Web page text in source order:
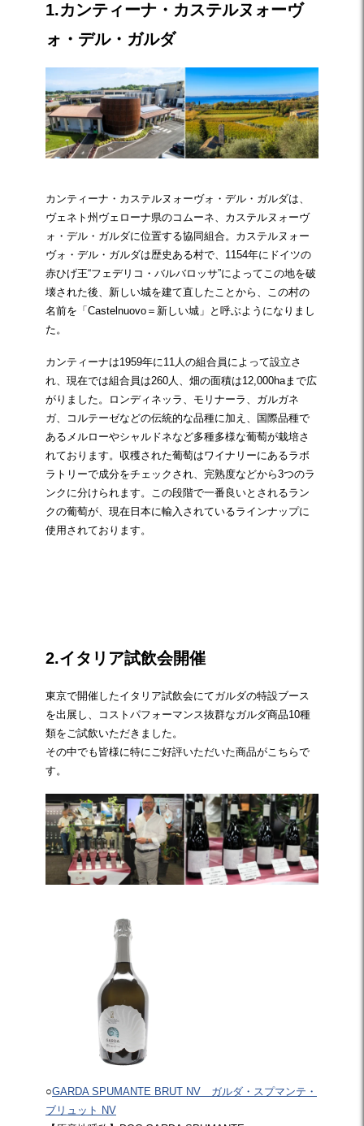
1.カンティーナ・カステルヌォーヴ
ォ・デル・ガルダ
カンティーナ・カステルヌォーヴォ・デル・ガルダは、
ヴェネト州ヴェローナ県のコムーネ、カステルヌォーヴ
ォ・デル・ガルダに位置する協同組合。カステルヌォー
ヴォ・デル・ガルダは歴史ある村で、1154年にドイツの
赤ひげ王“フェデリコ・バルバロッサ”によってこの地を破
壊された後、新しい城を建て直したことから、この村の
名前を「Castelnuovo＝新しい城」と呼ぶようになりまし
た。
カンティーナは1959年に11人の組合員によって設立さ
れ、現在では組合員は260人、畑の面積は12,000haまで広
がりました。ロンディネッラ、モリナーラ、ガルガネ
ガ、コルテーゼなどの伝統的な品種に加え、国際品種で
あるメルローやシャルドネなど多種多様な葡萄が栽培さ
れております。収穫された葡萄はワイナリーにあるラボ
ラトリーで成分をチェックされ、完熟度などから3つのラ
ンクに分けられます。この段階で一番良いとされるラン
クの葡萄が、現在日本に輸入されているラインナップに
使用されております。
2.イタリア試飲会開催
東京で開催したイタリア試飲会にてガルダの特設ブース
を出展し、コストパフォーマンス抜群なガルダ商品10種
類をご試飲いただきました。
その中でも皆様に特にご好評いただいた商品がこちらで
す。
○GARDA SPUMANTE BRUT NV ガルダ・スプマンテ・
ブリュット NV